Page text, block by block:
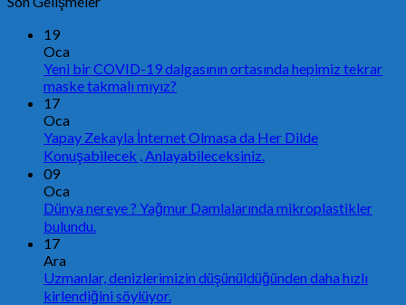
19
Oca
Yeni bir COVID-19 dalgasının ortasında hepimiz tekrar
maske takmalı mıyız?
17
Oca
Yapay Zekayla İnternet Olmasa da Her Dilde
Konuşabilecek , Anlayabileceksiniz.
09
Oca
Dünya nereye ? Yağmur Damlalarında mikroplastikler
bulundu.
17
Ara
Uzmanlar, denizlerimizin düşünüldüğünden daha hızlı
kirlendiğini söylüyor.